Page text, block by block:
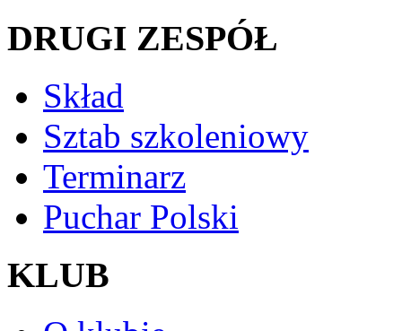
DRUGI ZESPÓŁ
Skład
Sztab szkoleniowy
Terminarz
Puchar Polski
KLUB